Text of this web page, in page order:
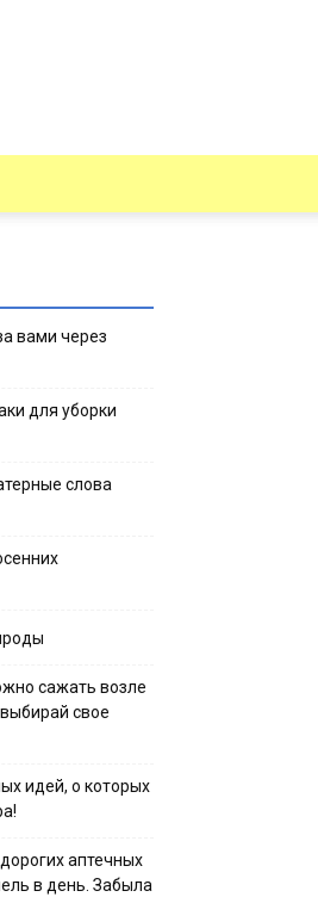
вами через
для уборки
слова
сажать возле
свое
идей, о которых
аптечных
в день. Забыла